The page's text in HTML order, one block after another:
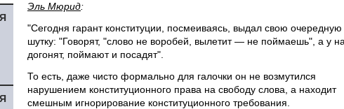
Эль Мюрид:
"Сегодня гарант конституции, посмеиваясь, выдал свою очередную
шутку: "Говорят, "слово не воробей, вылетит — не поймаешь", а у
догонят, поймают и посадят".
То есть, даже чисто формально для галочки он не возмутился
нарушением конституционного права на свободу слова, а находит
смешным игнорирование конституционного требования.